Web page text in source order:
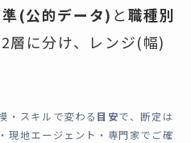
(公的データ) と職種別
層に分け、レンジ(幅)
・スキルで変わる 目安で、断定は
現地エージェント・専門家でご確